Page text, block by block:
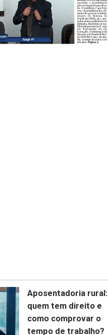
Aposentadoria rural:
quem tem direito e
como comprovar o
tempo de trabalho?